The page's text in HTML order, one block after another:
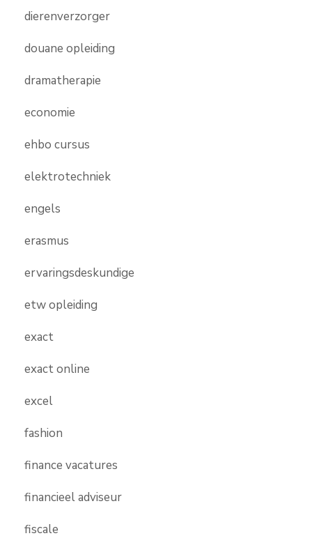
dierenverzorger
douane opleiding
dramatherapie
economie
ehbo cursus
elektrotechniek
engels
erasmus
ervaringsdeskundige
etw opleiding
exact
exact online
excel
fashion
finance vacatures
financieel adviseur
fiscale